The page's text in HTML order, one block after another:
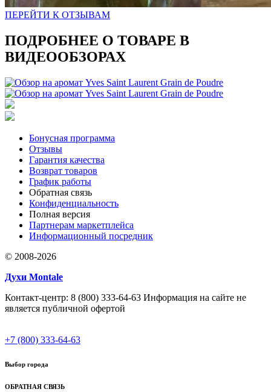
ПЕРЕЙТИ К ОТЗЫВАМ
ПОДРОБНЕЕ О ТОВАРЕ В
ВИДЕООБЗОРАХ
Бонусная программа
Отзывы
Гарантия качества
Возврат товаров
График работы
Обратная связь
Конфиденциальность
Полная версия
Партнерам маркетплейса
Информационный посредник
© 2008-2026
Духи Montale
Контакт-центр: 8 (800) 333-64-63 Информация на сайте не
является публичной офертой
+7 (800) 333-64-63
Выбор города
ОБРАТНАЯ СВЯЗЬ